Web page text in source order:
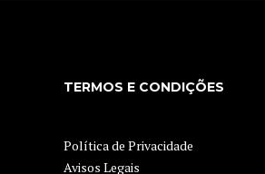
TERMOS E CONDIÇÕES
Política de Privacidade
Avisos Legais